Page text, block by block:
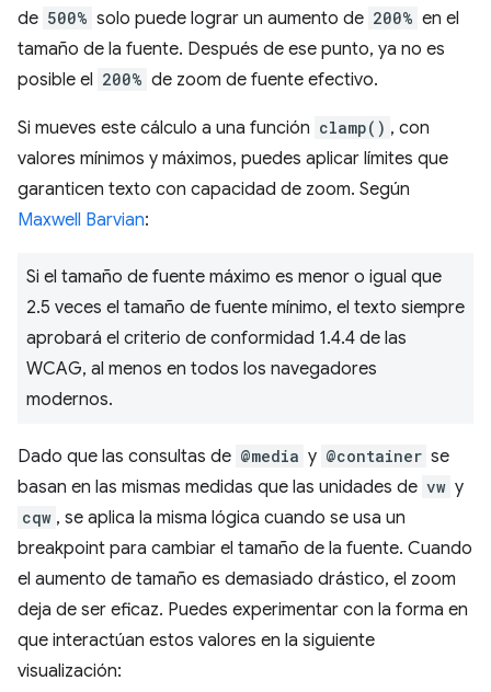
de 500% solo puede lograr un aumento de 200% en el
tamaño de la fuente. Después de ese punto, ya no es
posible el 200% de zoom de fuente efectivo.
Si mueves este cálculo a una función clamp() , con
valores mínimos y máximos, puedes aplicar límites que
garanticen texto con capacidad de zoom. Según
Maxwell Barvian:
Si el tamaño de fuente máximo es menor o igual que
2.5 veces el tamaño de fuente mínimo, el texto siempre
aprobará el criterio de conformidad 1.4.4 de las
WCAG, al menos en todos los navegadores
modernos.
Dado que las consultas de @media y @container se
basan en las mismas medidas que las unidades de vw y
cqw , se aplica la misma lógica cuando se usa un
breakpoint para cambiar el tamaño de la fuente. Cuando
el aumento de tamaño es demasiado drástico, el zoom
deja de ser eficaz. Puedes experimentar con la forma en
que interactúan estos valores en la siguiente
visualización: